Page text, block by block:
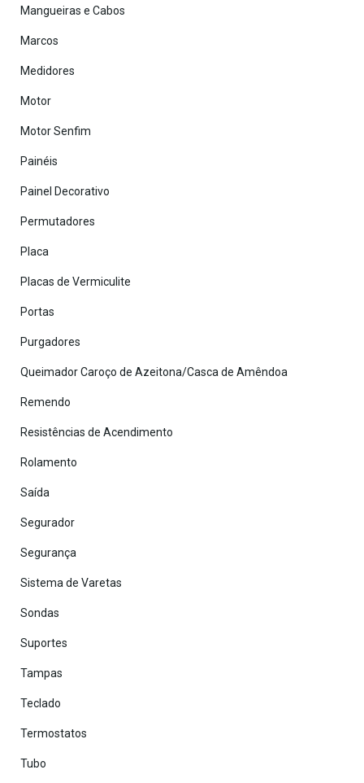
Mangueiras e Cabos
Marcos
Medidores
Motor
Motor Senfim
Painéis
Painel Decorativo
Permutadores
Placa
Placas de Vermiculite
Portas
Purgadores
Queimador Caroço de Azeitona/Casca de Amêndoa
Remendo
Resistências de Acendimento
Rolamento
Saída
Segurador
Segurança
Sistema de Varetas
Sondas
Suportes
Tampas
Teclado
Termostatos
Tubo